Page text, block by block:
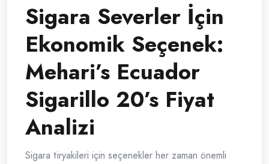
Sigara Severler İçin
Ekonomik Seçenek:
Mehari’s Ecuador
Sigarillo 20’s Fiyat
Analizi
Sigara tiryakileri için seçenekler her zaman önemli